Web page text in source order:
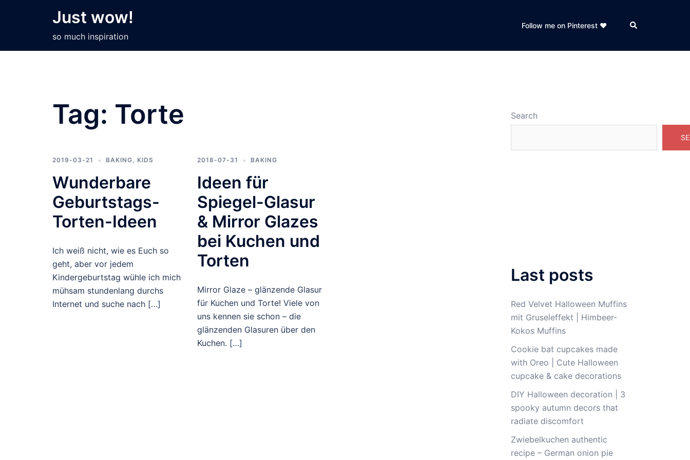
Just wow!
so much inspiration
Follow me on Pinterest ❤️
Tag: Torte
2019-03-21 BAKING, KIDS
Wunderbare
Geburtstags-
Torten-Ideen
Ich weiß nicht, wie es Euch so
geht, aber vor jedem
Kindergeburtstag wühle ich mich
mühsam stundenlang durchs
Internet und suche nach […]
2018-07-31 BAKING
Ideen für
Spiegel-Glasur
& Mirror Glazes
bei Kuchen und
Torten
Mirror Glaze – glänzende Glasur
für Kuchen und Torte! Viele von
uns kennen sie schon – die
glänzenden Glasuren über den
Kuchen. […]
Search
Last posts
Red Velvet Halloween Muffins
mit Gruseleffekt | Himbeer-
Kokos Muffins
Cookie bat cupcakes made
with Oreo | Cute Halloween
cupcake & cake decorations
DIY Halloween decoration | 3
spooky autumn decors that
radiate discomfort
Zwiebelkuchen authentic
recipe – German onion pie